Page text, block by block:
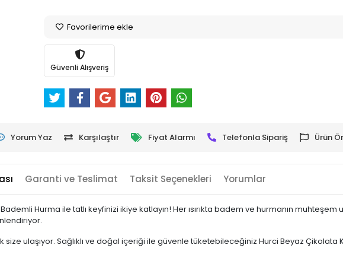
Favorilerime ekle
Güvenli Alışveriş
Yorum Yaz Karşılaştır Fiyat Alarmı Telefonla Sipariş Ürün
Garanti ve Teslimat Taksit Seçenekleri Yorumlar
Hurma ile tatlı keyfinizi ikiye katlayın! Her ısırıkta badem ve hurmanın
ulaşıyor. Sağlıklı ve doğal içeriği ile güvenle tüketebileceğiniz Hurci Beyaz Çikolata